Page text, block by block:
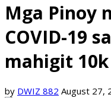
Mga Pinoy
COVID-19
mahigit
by DWIZ 882 August 27,